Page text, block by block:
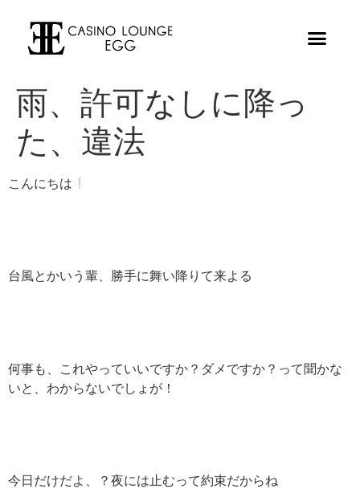
雨、許可なしに降っ
た、違法
こんにちは
台風とかいう輩、勝手に舞い降りて来よる
何事も、これやっていいですか？ダメですか？って聞かな
いと、わからないでしょが！
今日だけだよ、？夜には止むって約束だからね